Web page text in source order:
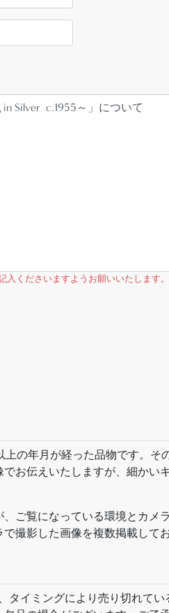
くださいますようお願いいたします。
の年月が経った品物です。
お伝えいたしますが、細かい
ご覧になっている環境とカメ
撮影した画像を複数掲載してお
タイミングにより売り切れて